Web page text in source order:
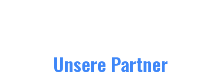
Unsere Partner